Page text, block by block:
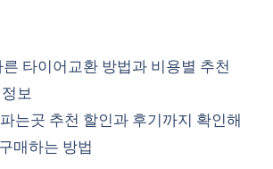
타이어교환 방법과 비용별 추천
보
는곳 추천 할인과 후기까지 확인해
매하는 방법